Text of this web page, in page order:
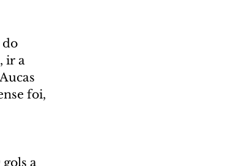
do
ir a
foi,
a